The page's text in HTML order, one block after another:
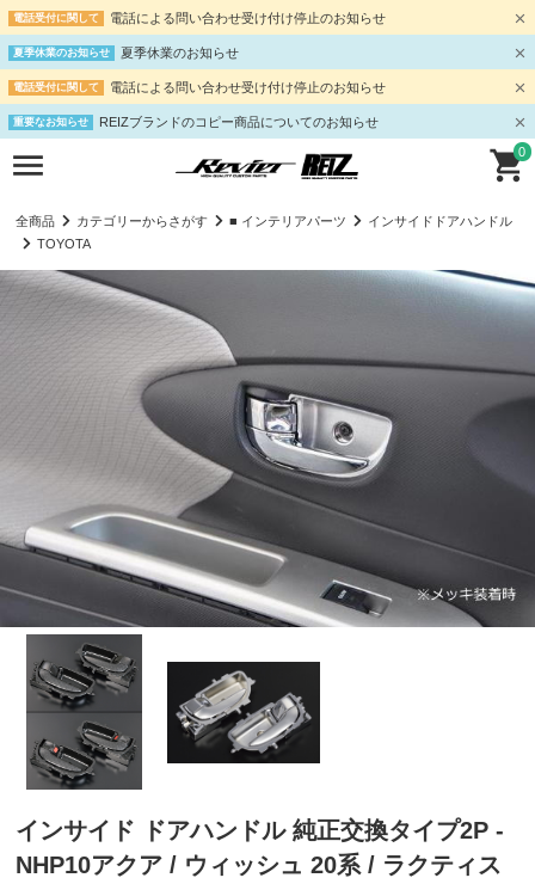
電話受付に関して 電話による問い合わせ受け付け停止のお知らせ
夏季休業のお知らせ 夏季休業のお知らせ
電話受付に関して 電話による問い合わせ受け付け停止のお知らせ
重要なお知らせ REIZブランドのコピー商品についてのお知らせ
0
全商品 カテゴリーからさがす ■ インテリアパーツ
インサイドドアハンドル
TOYOTA
インサイド ドアハンドル 純正交換タイプ2P -
NHP10アクア / ウィッシュ 20系 / ラクティス